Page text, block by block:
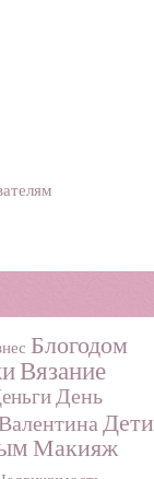
Блогодом
Вязание
День
Дети
Макияж